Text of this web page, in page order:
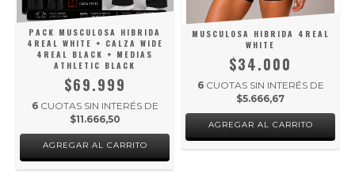
PACK MUSCULOSA HIBRIDA
4REAL WHITE + CALZA WIDE
4REAL BLACK + MEDIAS
ATHLETIC BLACK
$69.999
6 CUOTAS SIN INTERÉS DE
$11.666,50
AGREGAR AL CARRITO
MUSCULOSA HIBRIDA 4REAL
WHITE
$34.000
6 CUOTAS SIN INTERÉS DE
$5.666,67
AGREGAR AL CARRITO